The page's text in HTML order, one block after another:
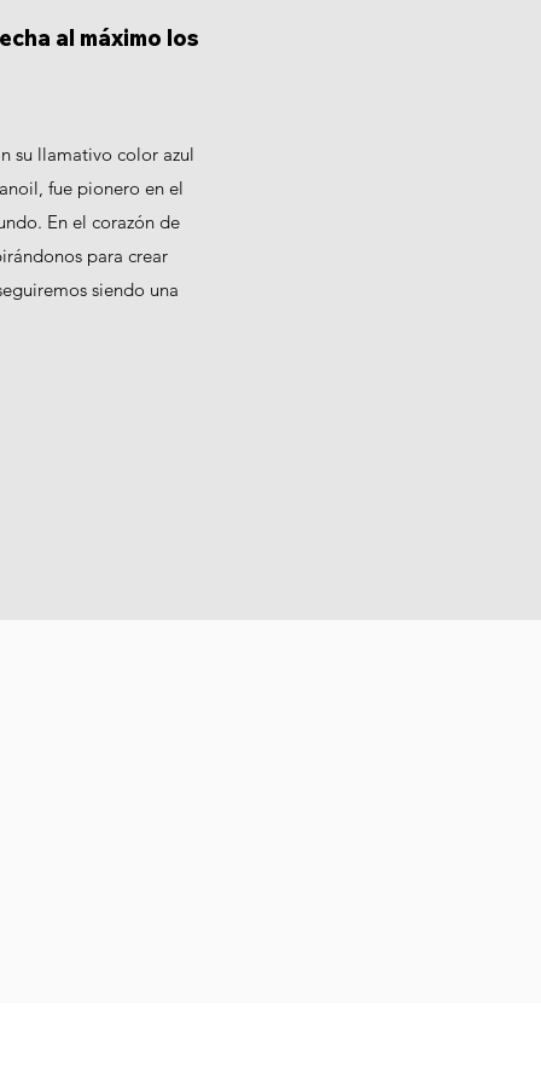
al máximo los
su llamativo color azul
fue pionero en el
En el corazón de
para crear
siendo una